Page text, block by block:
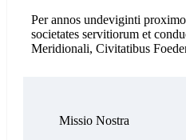
Per annos undeviginti
societates servitiorum et
Meridionali, Civitatibus
Missio Nostra